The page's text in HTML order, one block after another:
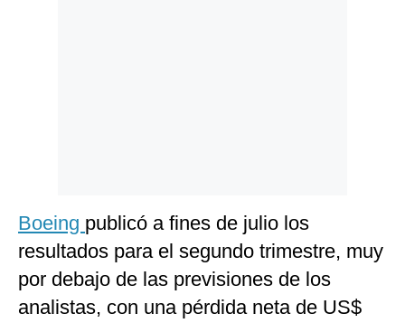
Boeing publicó a fines de julio los
resultados para el segundo trimestre, muy
por debajo de las previsiones de los
analistas, con una pérdida neta de US$